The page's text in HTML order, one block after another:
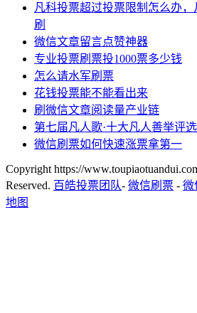
凡科投票超过投票限制怎么办
刷
微信文章留言点赞神器
专业投票刷票投1000票多少钱
怎么请水军刷票
花钱投票能不能看出来
刷微信文章阅读量产业链
第七届凡人歌·十大凡人善举评
微信刷票如何快速涨票拿第一
Copyright https://
Reserved. 百皓投票团队- 微信刷票 - 微
地图